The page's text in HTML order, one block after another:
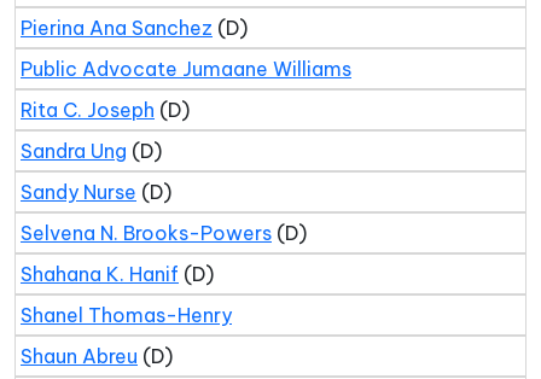
Pierina Ana Sanchez (D)
Public Advocate Jumaane Williams
Rita C. Joseph (D)
Sandra Ung (D)
Sandy Nurse (D)
Selvena N. Brooks-Powers (D)
Shahana K. Hanif (D)
Shanel Thomas-Henry
Shaun Abreu (D)